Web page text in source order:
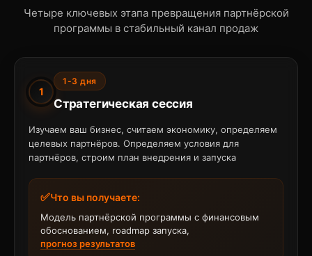
Четыре ключевых этапа превращения партнёрской
программы в стабильный канал продаж
1
1-3 дня
Стратегическая сессия
Изучаем ваш бизнес, считаем экономику, определяем
целевых партнёров. Определяем условия для
партнёров, строим план внедрения и запуска
Что вы получаете:
Модель партнёрской программы с финансовым
обоснованием, roadmap запуска,
прогноз результатов